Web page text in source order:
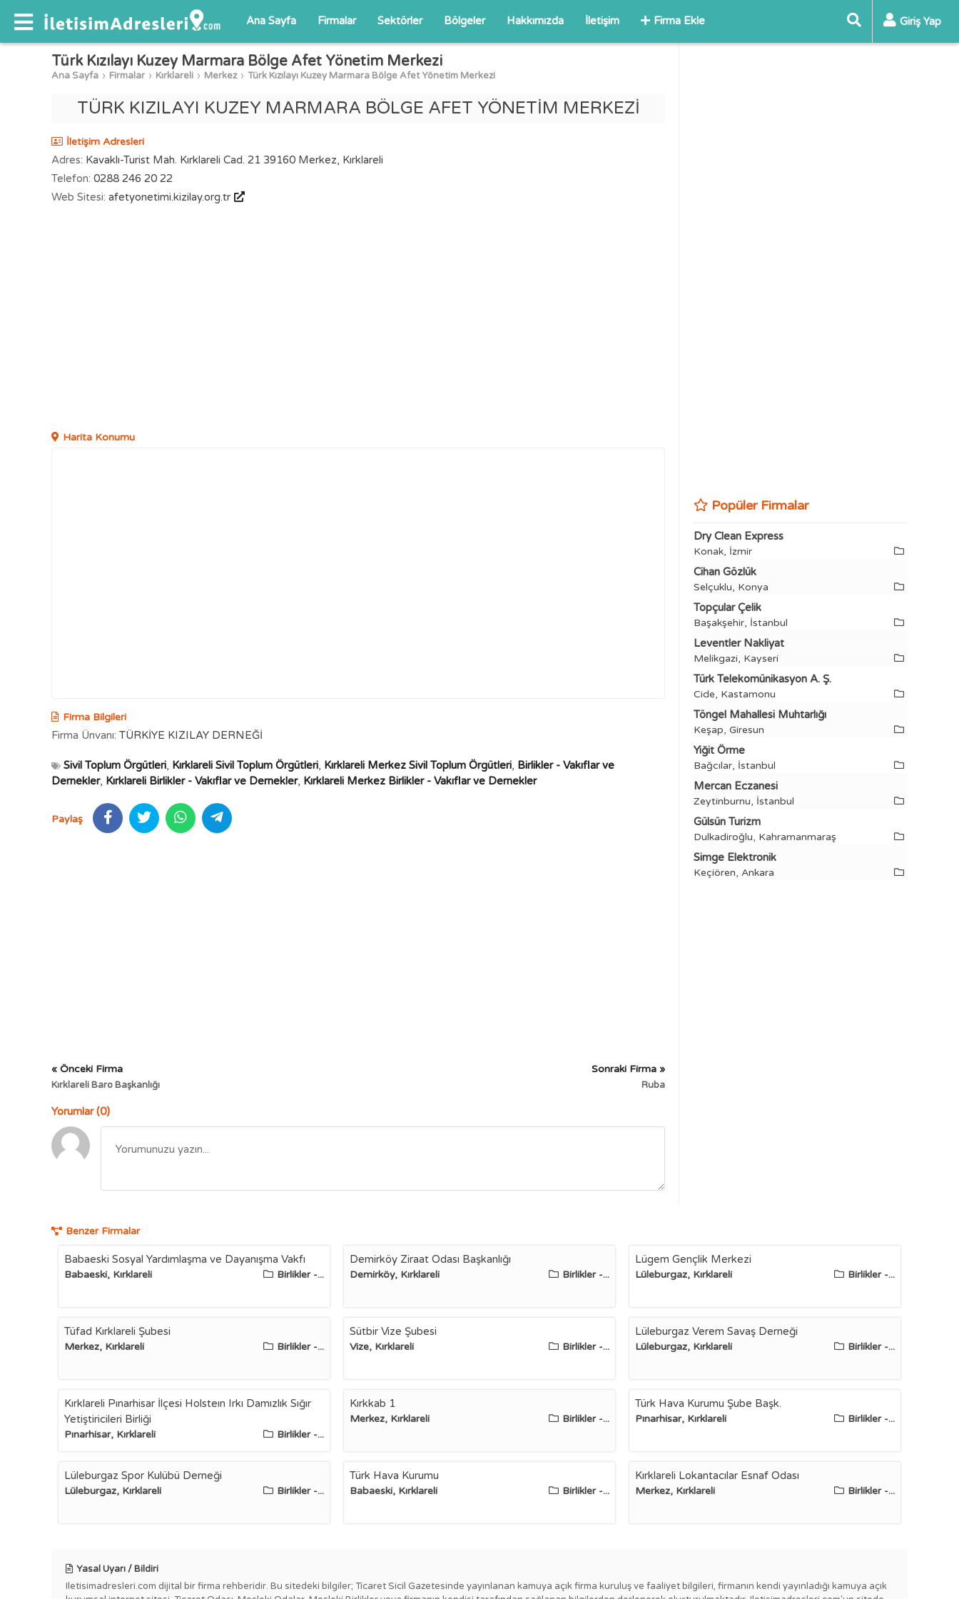
Ana Sayfa Firmalar Sektörler Bölgeler Hakkımızda İletişim Firma Ekle Giriş Yap
Türk Kızılayı Kuzey Marmara Bölge Afet Yönetim Merkezi
Ana Sayfa Firmalar Kırklareli Merkez Türk Kızılayı Kuzey Marmara Bölge Afet Yönetim Merkezi
TÜRK KIZILAYI KUZEY MARMARA BÖLGE AFET YÖNETİM MERKEZİ
İletişim Adresleri
Adres: Kavaklı-Turist Mah. Kırklareli Cad. 21 39160 Merkez, Kırklareli
Telefon: 0288 246 20 22
Web Sitesi: afetyonetimi.kizilay.org.tr
Harita Konumu
Firma Bilgileri
Firma Ünvanı: TÜRKİYE KIZILAY DERNEĞİ
Sivil Toplum Örgütleri, Kırklareli Sivil Toplum Örgütleri, Kırklareli Merkez Sivil Toplum Örgütleri, Birlikler - Vakıflar ve
Dernekler, Kırklareli Birlikler - Vakıflar ve Dernekler, Kırklareli Merkez Birlikler - Vakıflar ve Dernekler
Paylaş
« Önceki Firma
Kırklareli Baro Başkanlığı
Sonraki Firma »
Ruba
Yorumlar (0)
Popüler Firmalar
Dry Clean Express
Konak, İzmir
Cihan Gözlük
Selçuklu, Konya
Topçular Çelik
Başakşehir, İstanbul
Leventler Nakliyat
Melikgazi, Kayseri
Türk Telekomünikasyon A. Ş.
Cide, Kastamonu
Töngel Mahallesi Muhtarlığı
Keşap, Giresun
Yiğit Örme
Bağcılar, İstanbul
Mercan Eczanesi
Zeytinburnu, İstanbul
Gülsün Turizm
Dulkadiroğlu, Kahramanmaraş
Simge Elektronik
Keçiören, Ankara
Benzer Firmalar
Babaeski Sosyal Yardımlaşma ve Dayanışma Vakfı
Babaeski, Kırklareli Birlikler -...
Demirköy Ziraat Odası Başkanlığı
Demirköy, Kırklareli Birlikler -...
Lügem Gençlik Merkezi
Lüleburgaz, Kırklareli Birlikler -...
Tüfad Kırklareli Şubesi
Merkez, Kırklareli Birlikler -...
Sütbir Vize Şubesi
Vize, Kırklareli Birlikler -...
Lüleburgaz Verem Savaş Derneği
Lüleburgaz, Kırklareli Birlikler -...
Kırklareli Pınarhisar İlçesi Holsteın Irkı Damızlık Sığır
Yetiştiricileri Birliği
Pınarhisar, Kırklareli Birlikler -...
Kırkkab 1
Merkez, Kırklareli Birlikler -...
Türk Hava Kurumu Şube Başk.
Pınarhisar, Kırklareli Birlikler -...
Lüleburgaz Spor Kulübü Derneği
Lüleburgaz, Kırklareli Birlikler -...
Türk Hava Kurumu
Babaeski, Kırklareli Birlikler -...
Kırklareli Lokantacılar Esnaf Odası
Merkez, Kırklareli Birlikler -...
Yasal Uyarı / Bildiri
Iletisimadresleri.com dijital bir firma rehberidir. Bu sitedeki bilgiler; Ticaret Sicil Gazetesinde yayınlanan kamuya açık firma kuruluş ve faaliyet bilgileri, firmanın kendi yayınladığı kamuya açık